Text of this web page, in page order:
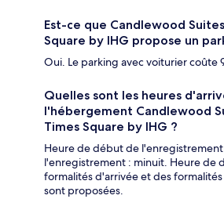
Est-ce que Candlewood
Square by IHG propose un
Oui. Le parking avec voiturier coûte
Quelles sont les heures
l'hébergement Candlewood
Times Square by IHG ?
Heure de début de
l'enregistrement : minuit. Heure de
formalités d'arrivée et des
sont proposées.